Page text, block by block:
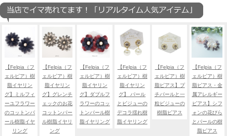
【Felpia（フ
ェルピア）樹
脂イヤリン
グ】ミルフィ
ーユフラワー
のコットンパ
ール樹脂イヤ
リング
【Felpia（フ
ェルピア）樹
脂イヤリン
グ】グレンチ
ェックのお花
コットンパー
ル樹脂イヤリ
ング
【Felpia（フ
ェルピア）樹
脂イヤリン
グ】ダブルフ
ラワーのコッ
トンパール樹
脂イヤリング
【Felpia（フ
ェルピア）樹
脂イヤリン
グ】 パール
とビジューの
デコラ揺れ樹
脂イヤリング
【Felpia（フ
ェルピア）樹
脂ピアス】プ
チパールと一
粒ビジューの
樹脂ピアス
【Felpia（フ
ェルピア）樹
脂ピアス・金
属アレルギー
ピアス】シフ
ォンの花びら
とパールの樹
脂ピアス